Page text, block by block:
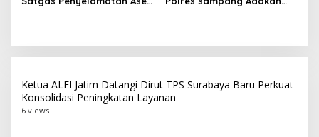
Ketua ALFI Jatim Datangi Dirut TPS Surabaya Baru Perkuat
Konsolidasi Peningkatan Layanan
6 views